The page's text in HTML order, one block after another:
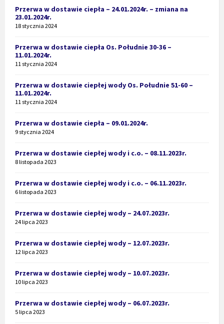
Przerwa w dostawie ciepła – 24.01.2024r. – zmiana na
23.01.2024r.
18 stycznia 2024
Przerwa w dostawie ciepła Os. Południe 30-36 –
11.01.2024r.
11 stycznia 2024
Przerwa w dostawie ciepłej wody Os. Południe 51-60 –
11.01.2024r.
11 stycznia 2024
Przerwa w dostawie ciepła – 09.01.2024r.
9 stycznia 2024
Przerwa w dostawie ciepłej wody i c.o. – 08.11.2023r.
8 listopada 2023
Przerwa w dostawie ciepłej wody i c.o. – 06.11.2023r.
6 listopada 2023
Przerwa w dostawie ciepłej wody – 24.07.2023r.
24 lipca 2023
Przerwa w dostawie ciepłej wody – 12.07.2023r.
12 lipca 2023
Przerwa w dostawie ciepłej wody – 10.07.2023r.
10 lipca 2023
Przerwa w dostawie ciepłej wody – 06.07.2023r.
5 lipca 2023